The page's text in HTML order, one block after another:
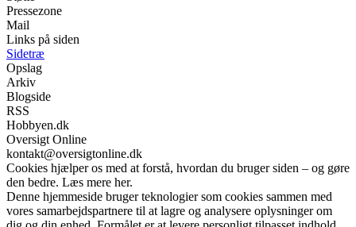
Pressezone
Mail
Links på siden
Sidetræ
Opslag
Arkiv
Blogside
RSS
Hobbyen.dk
Oversigt Online
kontakt@oversigtonline.dk
Cookies hjælper os med at forstå, hvordan du bruger siden – og gøre
den bedre. Læs mere her.
Denne hjemmeside bruger teknologier som cookies sammen med
vores samarbejdspartnere til at lagre og analysere oplysninger om